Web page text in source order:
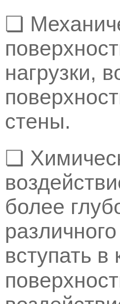
❏
нагрузки,
стены.
❏
более
вступать в